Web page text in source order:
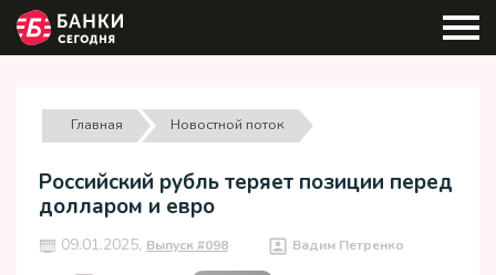
Главная Новостной поток
Российский рубль теряет позиции перед
долларом и евро
09.01.2025, Выпуск #098 Вадим Петренко